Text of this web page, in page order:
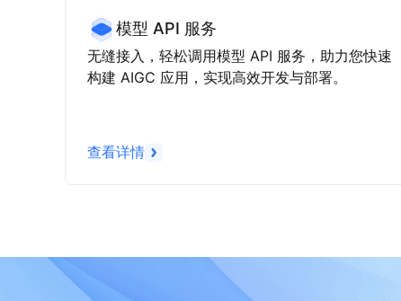
模型 API 服务
无缝接入，轻松调用模型 API 服务，助力您快速
构建 AIGC 应用，实现高效开发与部署。
查看详情